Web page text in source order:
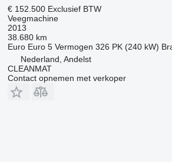
€ 152.500 Exclusief BTW
Veegmachine
2013
38.680 km
Euro Euro 5 Vermogen 326 PK (240 kW)
Nederland, Andelst
CLEANMAT
Contact opnemen met verkoper